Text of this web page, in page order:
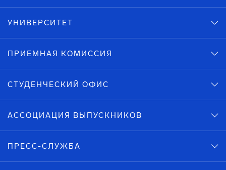
УНИВЕРСИТЕТ
ПРИЕМНАЯ КОМИССИЯ
СТУДЕНЧЕСКИЙ ОФИС
АССОЦИАЦИЯ ВЫПУСКНИКОВ
ПРЕСС-СЛУЖБА